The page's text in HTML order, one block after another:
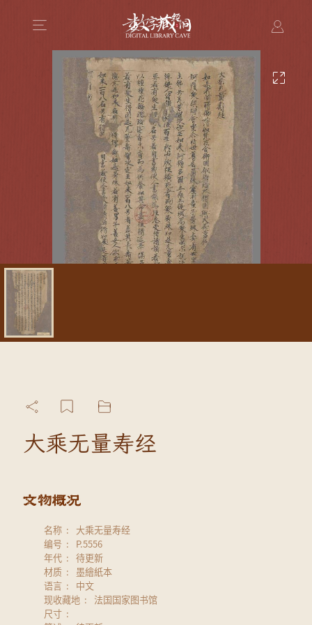
大乘无量寿经
名称
大乘无量寿经
编号
P.5556
年代
待更新
材质
墨繪紙本
语言
中文
现收藏地
法国国家图书馆
尺寸